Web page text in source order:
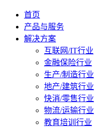
首页
产品与服务
解决方案
互联网/IT行业
金融保险行业
生产/制造行业
地产/建筑行业
快消/零售行业
物流/运输行业
教育培训行业